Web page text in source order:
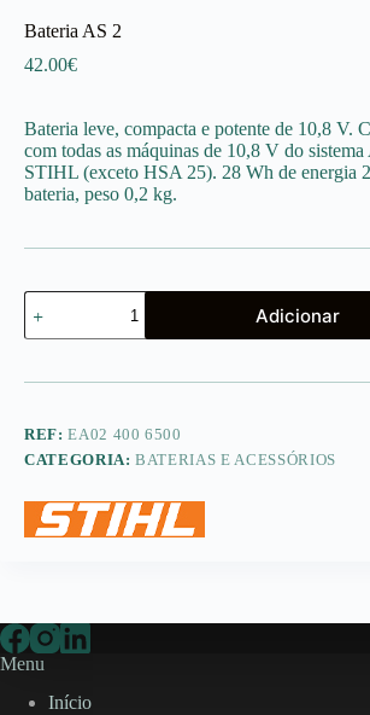
Bateria AS 2
42.00€
Bateria leve, compacta e potente de 10,8 V.
com todas as máquinas de 10,8 V do sistema
STIHL (exceto HSA 25). 28 Wh de energia
bateria, peso 0,2 kg.
Quantidade
de
Bateria
2
Adicionar
REF:EA02 400 6500
CATEGORIA:BATERIAS E ACESSÓRIOS
Menu
Início